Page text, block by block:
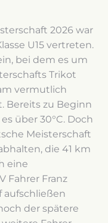
2026 war
U15 vertreten.
bei dem es um
Trikot
vermutlich
Bereits zu Beginn
über 30°C. Doch
Meisterschaft
die 41 km
eine
Fahrer Franz
aufschließen
der spätere